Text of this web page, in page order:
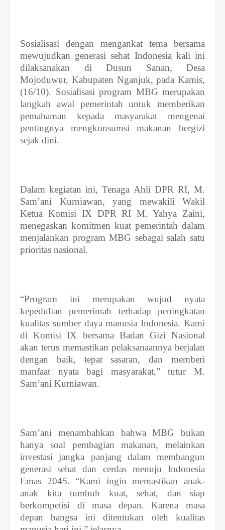
Sosialisasi dengan mengankat tema bersama
mewujudkan generasi sehat Indonesia kali ini
dilaksanakan di Dusun Sanan, Desa
Mojoduwur, Kabupaten Nganjuk,pada Kamis,
(16/10). Sosialisasi program MBG merupakan
langkah awal pemerintah untuk memberikan
pemahaman kepada masyarakat mengenai
pentingnya mengkonsumsi makanan bergizi
sejak dini.
Dalam kegiatan ini, Tenaga Ahli DPR RI, M.
Sam’ani Kurniawan, yang mewakili Wakil
Ketua Komisi IX DPR RI M. Yahya Zaini,
menegaskan komitmen kuat pemerintah dalam
menjalankan program MBG sebagai salah satu
prioritas nasional.
“Program ini merupakan wujud nyata
kepedulian pemerintah terhadap peningkatan
kualitas sumber daya manusia Indonesia. Kami
di Komisi IX bersama Badan Gizi Nasional
akan terus memastikan pelaksanaannya berjalan
dengan baik, tepat sasaran, dan memberi
manfaat nyata bagi masyarakat,”tutur M.
Sam’ani Kurniawan.
Sam’ani menambahkan bahwa MBG bukan
hanya soal pembagian makanan, melainkan
investasi jangka panjang dalam membangun
generasi sehat dan cerdas menuju Indonesia
Emas 2045. “Kami ingin memastikan anak-
anak kita tumbuh kuat, sehat, dan siap
berkompetisi di masa depan. Karena masa
depan bangsa ini ditentukan oleh kualitas